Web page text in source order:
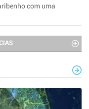
com uma